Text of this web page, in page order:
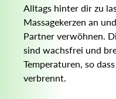
Alltags hinter dir zu
Massagekerzen an
Partner verwöhnen.
sind wachsfrei und
Temperaturen, so
verbrennt.